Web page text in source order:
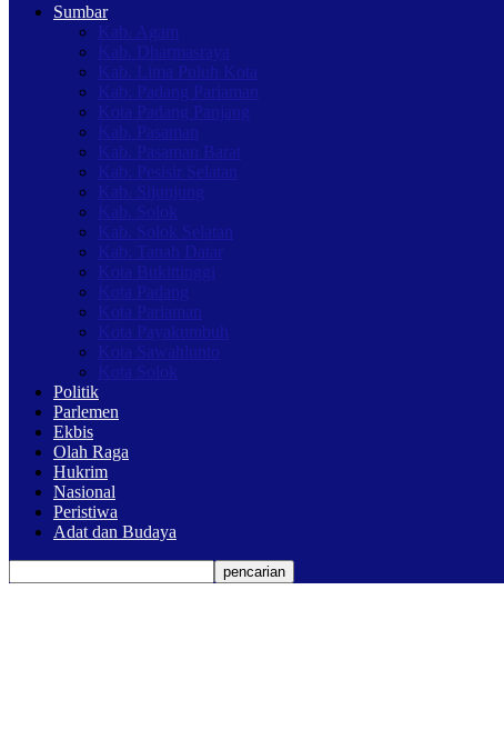
Sumbar
Kab. Agam
Kab. Dharmasraya
Kab. Lima Puluh Kota
Kab. Padang Pariaman
Kota Padang Panjang
Kab. Pasaman
Kab. Pasaman Barat
Kab. Pesisir Selatan
Kab. Sijunjung
Kab. Solok
Kab. Solok Selatan
Kab. Tanah Datar
Kota Bukittinggi
Kota Padang
Kota Pariaman
Kota Payakumbuh
Kota Sawahlunto
Kota Solok
Politik
Parlemen
Ekbis
Olah Raga
Hukrim
Nasional
Peristiwa
Adat dan Budaya